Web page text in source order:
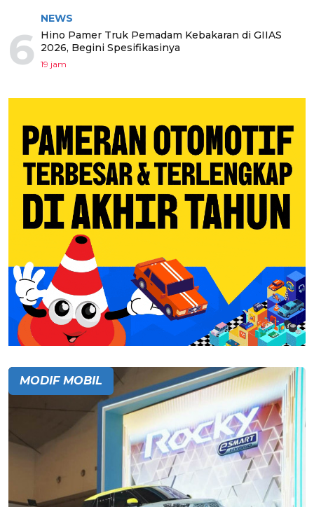
6
NEWS
Hino Pamer Truk Pemadam Kebakaran di GIIAS
2026, Begini Spesifikasinya
19 jam
MODIF MOBIL